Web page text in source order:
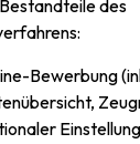
des
Bewerbung